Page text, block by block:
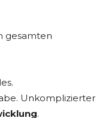
gesamten
Unkomplizierter
.